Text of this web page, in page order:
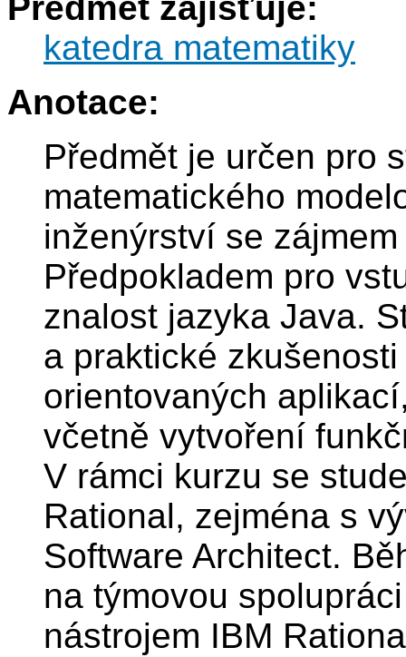
Předmět zajišťuje:
katedra matematiky
Anotace:
Předmět je určen pro
matematického
inženýrství se
Předpokladem pro
znalost jazyka Java.
a praktické
orientovaných
včetně vytvoření
V rámci kurzu se
Rational, zejména s
Software Architect.
na týmovou
nástrojem IBM